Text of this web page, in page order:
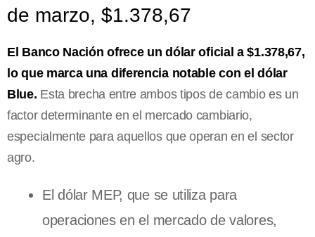
de marzo, $1.378,67
El Banco Nación ofrece un dólar oficial a $1.378,67,
lo que marca una diferencia notable con el dólar
Blue. Esta brecha entre ambos tipos de cambio es un
factor determinante en el mercado cambiario,
especialmente para aquellos que operan en el sector
agro.
El dólar MEP, que se utiliza para
operaciones en el mercado de valores,